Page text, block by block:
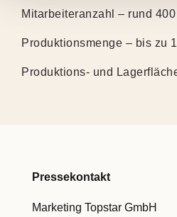
Mitarbeiteranzahl – rund
Produktionsmenge – bis zu
Produktions- und
Pressekontakt
Marketing Topstar GmbH